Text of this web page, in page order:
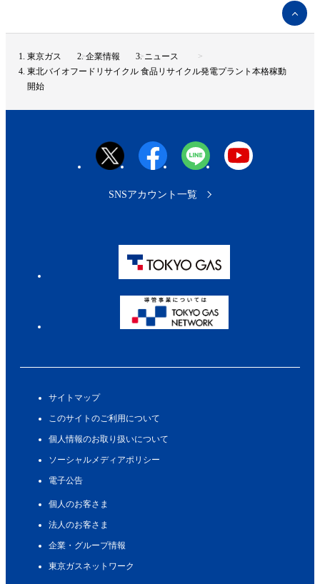
ペ
ー
ジ
ッ
東京ガス 企業情報
ニュース
東北バイオフードリサイクル 食品リサイクル発電プラント本格稼動
開始
サイトマップ
このサイトのご利用について
個人情報のお取り扱いについて
ソーシャルメディアポリシー
電子公告
個人のお客さま
法人のお客さま
企業・グループ情報
東京ガスネットワーク
SNSアカウント一覧